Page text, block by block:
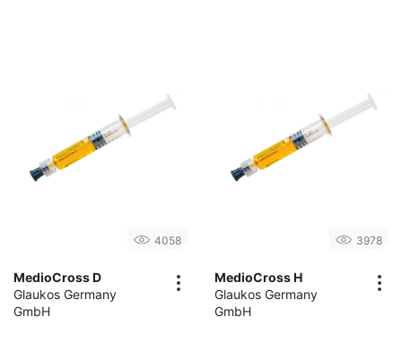
4058
MedioCross D
Glaukos Germany
GmbH
3978
MedioCross H
Glaukos Germany
GmbH